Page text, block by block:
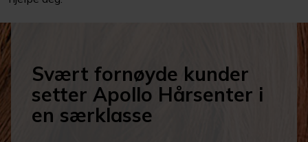
Svært fornøyde kunder
setter Apollo Hårsenter i
en særklasse